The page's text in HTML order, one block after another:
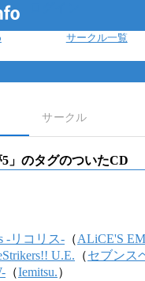
サークル一覧
サークル
」のタグのついたCD
-リコリス- （ALiCE'S
U.E. （セブンス
（Iemitsu.）